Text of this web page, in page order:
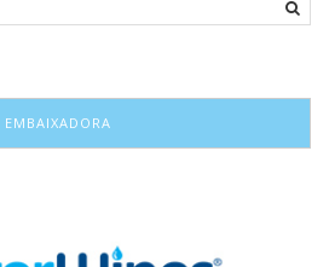
EMBAIXADORA